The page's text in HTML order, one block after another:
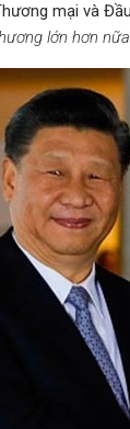
mại và
lớn hơn